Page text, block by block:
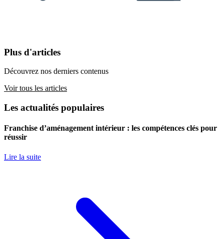
Plus d'articles
Découvrez nos derniers contenus
Voir tous les articles
Les actualités populaires
Franchise d’aménagement intérieur : les compétences clés pour
réussir
Lire la suite